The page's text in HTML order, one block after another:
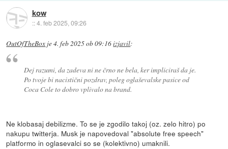
kow
::4. feb 2025, 09:26
OutOfTheBox je4. feb 2025 ob 09:16izjavil:
Dej razumi, da zadeva ni ne črno ne bela, ker impliciraš da je.
Po tvoje bi nacistični pozdrav, poleg oglaševalske pasice od
Coca Cole to dobro vplivalo na brand.
Ne klobasaj debilizme. To se je zgodilo takoj (oz. zelo hitro) po
nakupu twitterja. Musk je napovedoval "absolute free speech"
platformo in oglasevalci so se (kolektivno) umaknili.